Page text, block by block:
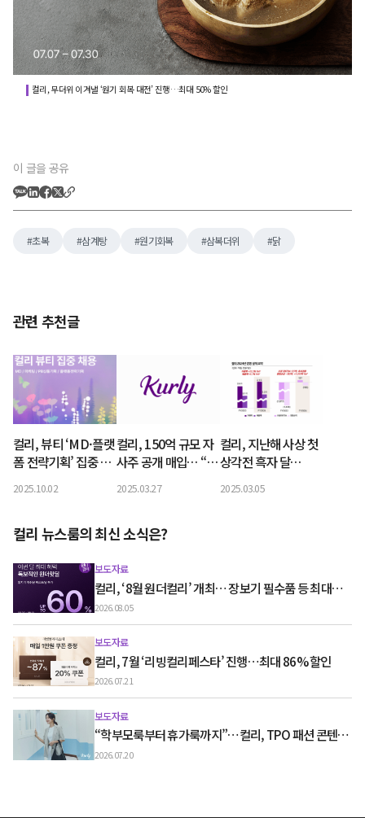
컬리, 무더위 이겨낼 ‘원기 회복 대전’ 진행…최대 50% 할인
이 글을 공유
초복 삼계탕 원기회복 삼복더위 닭
관련 추천글
컬리, 뷰티 ‘MD·플랫
폼 전략기획’ 집중 채
접수
2025.10.02
컬리, 150억 규모 자
사주 공개 매입… “투
장 이룰 것”
2025.03.27
컬리, 지난해 사상 첫
상각전 흑자 달
화
2025.03.05
컬리 뉴스룸의 최신 소식은?
보도자료
컬리, ‘8월 원더컬리’ 개최… 장보기 필수품 등 최대
60% 할인
2026.08.05
보도자료
컬리, 7월 ‘리빙컬리페스타’ 진행…최대 86% 할인
2026.07.21
보도자료
“학부모룩부터 휴가룩까지”…컬리, TPO 패션 콘텐츠
‘스타일노트’ 흥행
2026.07.20